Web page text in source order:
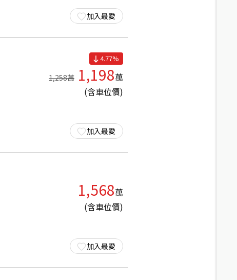
加入最愛
4.77%
1,258萬 1,198萬
(含車位價)
加入最愛
1,568萬
(含車位價)
加入最愛